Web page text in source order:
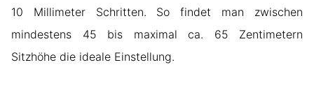
10 Millimeter Schritten. So findet man zwischen
mindestens 45 bis maximal ca. 65 Zentimetern
Sitzhöhe die ideale Einstellung.